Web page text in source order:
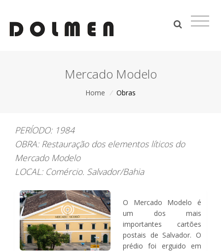
Mercado Modelo
Home / Obras
PERÍODO: 1984
OBRA: Restauração dos elementos líticos do
Mercado Modelo
LOCAL: Comércio. Salvador/Bahia
O Mercado Modelo é
um dos mais
importantes cartões
postais de Salvador. O
prédio foi erguido em